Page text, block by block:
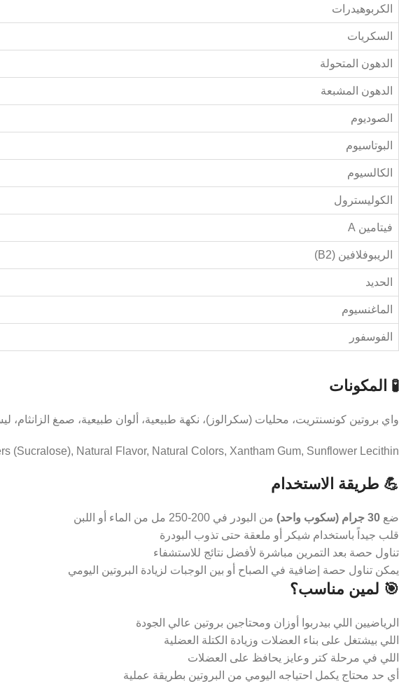
الكربوهيدرات
السكريات
الدهون المتحولة
الدهون المشبعة
الصوديوم
البوتاسيوم
الكالسيوم
الكوليسترول
فيتامين A
الريبوفلافين (B2)
الحديد
الماغنسيوم
الفوسفور
🧪 المكونات
واي بروتين كونسنتريت، محليات (سكرالوز)، نكهة طبيعية، ألوان طبيعية، صمغ الزانثام،
(Sucralose), Natural Flavor, Natural Colors, Xantham Gum, Sunflower Lecithin.
💪 طريقة الاستخدام
ضع 30 جرام (سكوب واحد)
من البودر في 200-250 مل من الماء أو اللبن
قلب جيداً باستخدام شيكر أو ملعقة حتى تذوب البودرة
تناول حصة بعد التمرين مباشرة لأفضل نتائج للاستشفاء
يمكن تناول حصة إضافية في الصباح أو بين الوجبات لزيادة البروتين اليومي
🎯 لمين مناسب؟
الرياضيين اللي بيدربوا أوزان ومحتاجين بروتين عالي الجودة
اللي بيشتغل على بناء العضلات وزيادة الكتلة العضلية
اللي في مرحلة كتر وعايز يحافظ على العضلات
أي حد محتاج يكمل احتياجه اليومي من البروتين بطريقة عملية